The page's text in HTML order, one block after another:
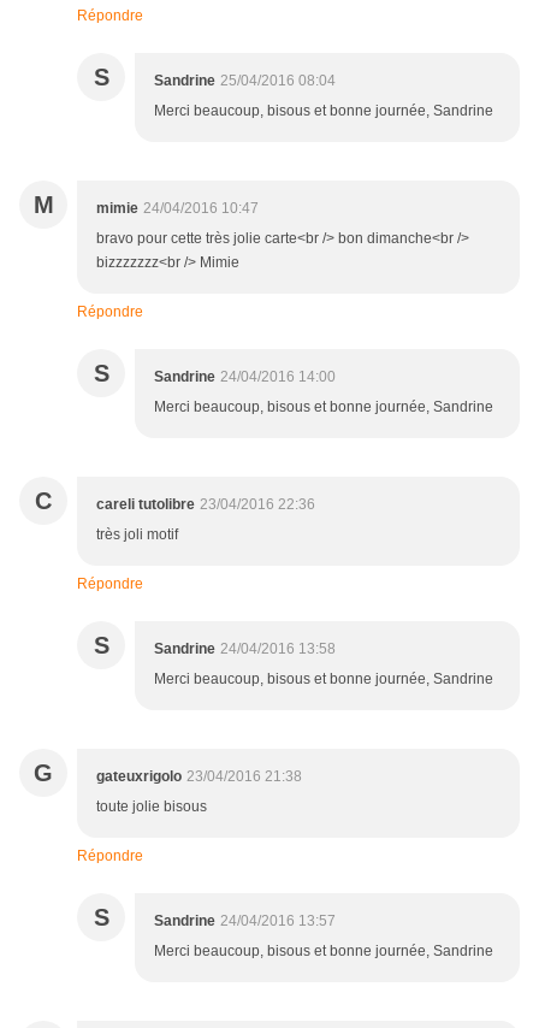
Répondre
S Sandrine 25/04/2016 08:04
Merci beaucoup, bisous et bonne journée, Sandrine
M mimie 24/04/2016 10:47
bravo pour cette très jolie carte<br /> bon dimanche<br />
bizzzzzzz<br /> Mimie
Répondre
S Sandrine 24/04/2016 14:00
Merci beaucoup, bisous et bonne journée, Sandrine
C careli tutolibre 23/04/2016 22:36
très joli motif
Répondre
S Sandrine 24/04/2016 13:58
Merci beaucoup, bisous et bonne journée, Sandrine
G gateuxrigolo 23/04/2016 21:38
toute jolie bisous
Répondre
S Sandrine 24/04/2016 13:57
Merci beaucoup, bisous et bonne journée, Sandrine